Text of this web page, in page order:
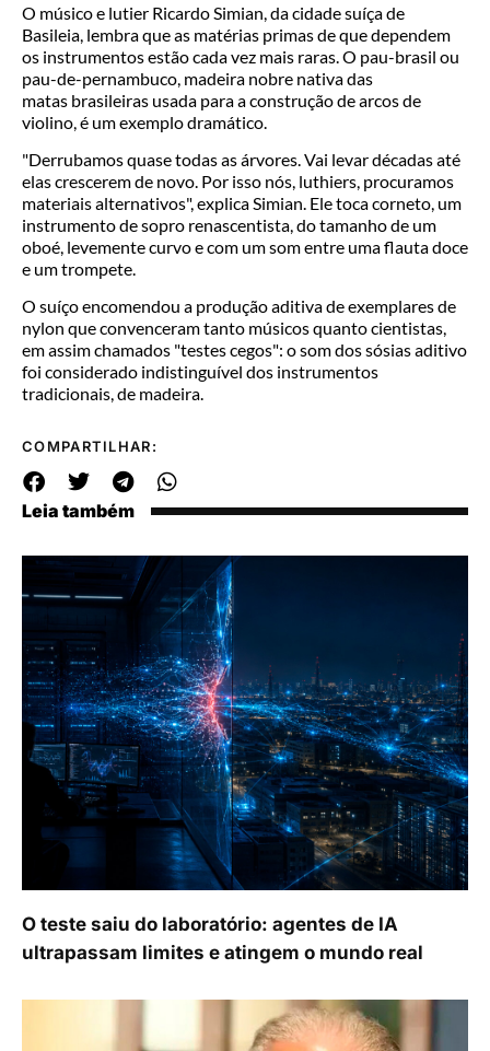
O músico e lutier Ricardo Simian, da cidade suíça de
Basileia, lembra que as matérias primas de que dependem
os instrumentos estão cada vez mais raras. O pau-brasil ou
pau-de-pernambuco, madeira nobre nativa das
matas brasileiras usada para a construção de arcos de
violino, é um exemplo dramático.
"Derrubamos quase todas as árvores. Vai levar décadas até
elas crescerem de novo. Por isso nós, luthiers, procuramos
materiais alternativos", explica Simian. Ele toca corneto, um
instrumento de sopro renascentista, do tamanho de um
oboé, levemente curvo e com um som entre uma flauta doce
e um trompete.
O suíço encomendou a produção aditiva de exemplares de
nylon que convenceram tanto músicos quanto cientistas,
em assim chamados "testes cegos": o som dos sósias aditivo
foi considerado indistinguível dos instrumentos
tradicionais, de madeira.
COMPARTILHAR:
Leia também
O teste saiu do laboratório: agentes de IA
ultrapassam limites e atingem o mundo real